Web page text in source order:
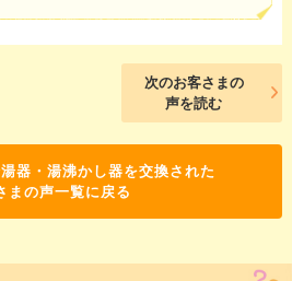
次のお客さまの
声を読む
器・湯沸かし器を交換された
まの声一覧に戻る